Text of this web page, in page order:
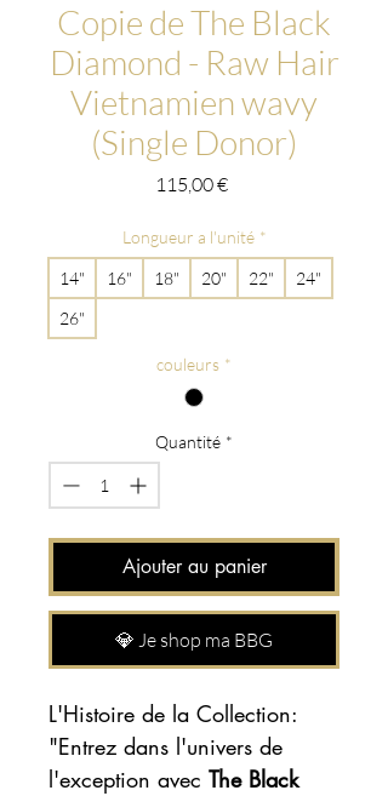
Copie de The Black
Diamond - Raw Hair
Vietnamien wavy
(Single Donor)
115,00 €Prix
Longueur a l'unité *
14"
16" 18" 20" 22"
24"
26"
couleurs *
Quantité *
Ajouter au panier
💎 Je shop ma BBG
L'Histoire de la Collection:
"Entrez dans l'univers de
l'exception avec The Black